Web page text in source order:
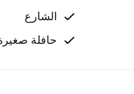
الشارع
حافلة